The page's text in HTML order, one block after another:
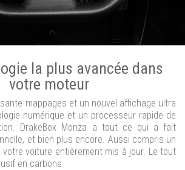
la plus avancée dans
votre moteur
mappages et un nouvel affichage ultra
numérique et un processeur rapide de
DrakeBox Monza a tout ce qui a fait
et bien plus encore. Aussi compris un
voiture entièrement mis à jour. Le tout
en carbone.